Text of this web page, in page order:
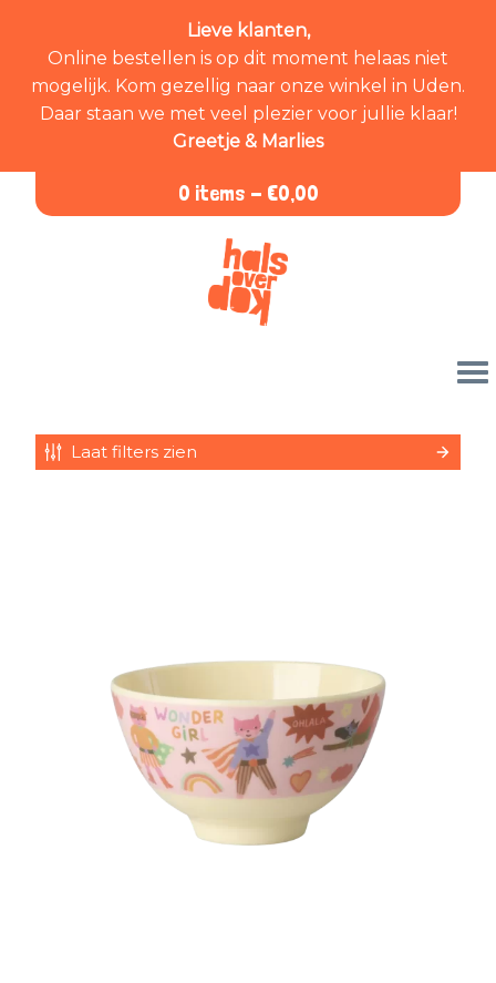
Lieve klanten,
Online bestellen is op dit moment helaas niet
mogelijk. Kom gezellig naar onze winkel in Uden.
Daar staan we met veel plezier voor jullie klaar!
Greetje & Marlies
0 items - €0,00
Laat filters zien